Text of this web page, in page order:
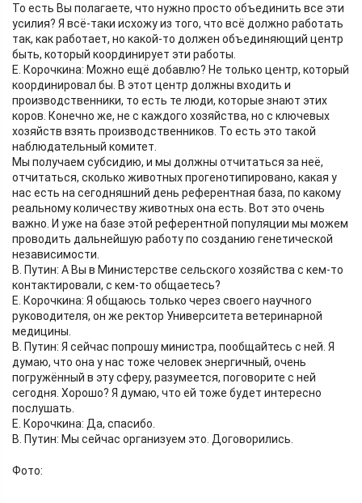
То есть Вы полагаете, что нужно просто объединить все эти
усилия? Я всё-таки исхожу из того, что всё должно работать
так, как работает, но какой-то должен объединяющий центр
быть, который координирует эти работы.
Е. Корочкина: Можно ещё добавлю? Не только центр, который
координировал бы. В этот центр должны входить и
производственники, то есть те люди, которые знают этих
коров. Конечно же, не с каждого хозяйства, но с ключевых
хозяйств взять производственников. То есть это такой
наблюдательный комитет.
Мы получаем субсидию, и мы должны отчитаться за неё,
отчитаться, сколько животных прогенотипировано, какая у
нас есть на сегодняшний день референтная база, по какому
реальному количеству животных она есть. Вот это очень
важно. И уже на базе этой референтной популяции мы можем
проводить дальнейшую работу по созданию генетической
независимости.
В. Путин: А Вы в Министерстве сельского хозяйства с кем-то
контактировали, с кем-то общаетесь?
Е. Корочкина: Я общаюсь только через своего научного
руководителя, он же ректор Университета ветеринарной
медицины.
В. Путин: Я сейчас попрошу министра, пообщайтесь с ней. Я
думаю, что она у нас тоже человек энергичный, очень
погружённый в эту сферу, разумеется, поговорите с ней
сегодня. Хорошо? Я думаю, что ей тоже будет интересно
послушать.
Е. Корочкина: Да, спасибо.
В. Путин: Мы сейчас организуем это. Договорились.
Фото: